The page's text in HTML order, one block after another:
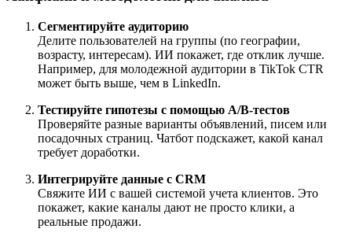
Сегментируйте аудиторию
Делите пользователей на группы (по географии,
возрасту, интересам). ИИ покажет, где отклик лучше.
Например, для молодежной аудитории в TikTok CTR
может быть выше, чем в LinkedIn.
Тестируйте гипотезы с помощью A/B-тестов
Проверяйте разные варианты объявлений, писем или
посадочных страниц. Чатбот подскажет, какой канал
требует доработки.
Интегрируйте данные с CRM
Свяжите ИИ с вашей системой учета клиентов. Это
покажет, какие каналы дают не просто клики, а
реальные продажи.